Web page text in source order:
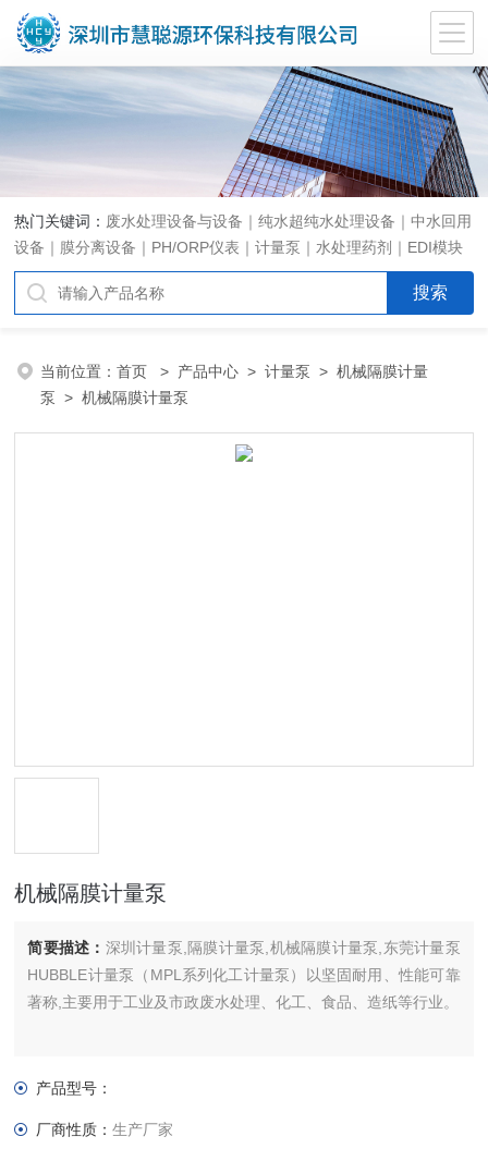
热门关键词： 废水处理设备与设备｜纯水超纯水处理设备｜中水回用
设备｜膜分离设备｜PH/ORP仪表｜计量泵｜水处理药剂｜EDI模块
代理｜EDI模块维修
当前位置：首页 > 产品中心 >计量泵 >机械隔膜计量
泵 > 机械隔膜计量泵
机械隔膜计量泵
简要描述： 深圳计量泵,隔膜计量泵,机械隔膜计量泵,东莞计量泵
HUBBLE计量泵（MPL系列化工计量泵）以坚固耐用、性能可靠
著称,主要用于工业及市政废水处理、化工、食品、造纸等行业。
产品型号：
厂商性质：生产厂家